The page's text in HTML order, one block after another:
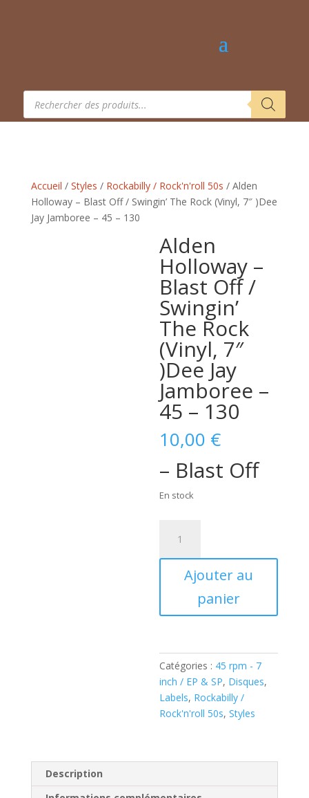
Recherche
produits
Accueil / Styles / Rockabilly / Rock'n'roll 50s / Alden
Holloway – Blast Off / Swingin’ The Rock (Vinyl, 7″ )Dee
Jay Jamboree – 45 – 130
Alden
Holloway –
Blast Off /
Swingin’
The Rock
(Vinyl, 7″
)Dee Jay
Jamboree –
45 – 130
10,00 €
– Blast Off
En stock
Alden
Holloway
Swingin'
The
Rock
(Vinyl,
7"
Jamboree
Ajouter au
panier
Catégories : 45 rpm - 7
inch / EP & SP, Disques,
Labels, Rockabilly /
Rock'n'roll 50s,Styles
Description